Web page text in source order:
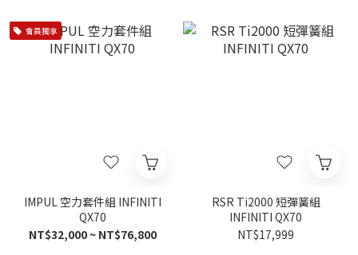
會員獨享
IMPUL 空力套件組 INFINITI
QX70
NT$32,000 ~ NT$76,800
RSR Ti2000 短彈簧組
INFINITI QX70
NT$17,999